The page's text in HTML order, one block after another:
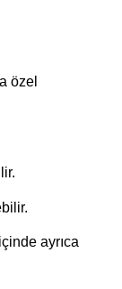
özel
ayrıca